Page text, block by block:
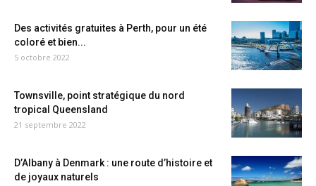
Des activités gratuites à Perth, pour un été
coloré et bien...
5 octobre 2022
Townsville, point stratégique du nord
tropical Queensland
21 septembre 2022
D’Albany à Denmark : une route d’histoire et
de joyaux naturels